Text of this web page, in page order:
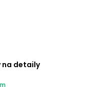
na detaily